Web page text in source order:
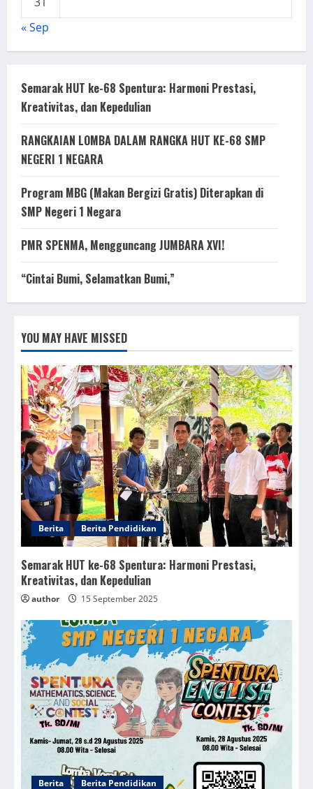
« Sep
Semarak HUT ke-68 Spentura: Harmoni Prestasi,
Kreativitas, dan Kepedulian
RANGKAIAN LOMBA DALAM RANGKA HUT KE-68 SMP
NEGERI 1 NEGARA
Program MBG (Makan Bergizi Gratis) Diterapkan di
SMP Negeri 1 Negara
PMR SPENMA, Mengguncang JUMBARA XVI!
“Cintai Bumi, Selamatkan Bumi,”
YOU MAY HAVE MISSED
Berita Berita Pendidikan
Semarak HUT ke-68 Spentura: Harmoni Prestasi,
Kreativitas, dan Kepedulian
author 15 September 2025
Berita Berita Pendidikan